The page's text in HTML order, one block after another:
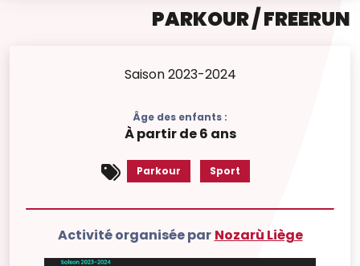
PARKOUR / FREERUN
Saison 2023-2024
Âge des enfants :
À partir de 6 ans
Parkour Sport
Activité organisée par Nozarù Liège